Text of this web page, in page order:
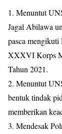
1. Menuntut
Jagal Abilawa
pasca
XXXVI Korps
Tahun 2021.
2. Menuntut
bentuk tindak
memberikan
3. Mendesak